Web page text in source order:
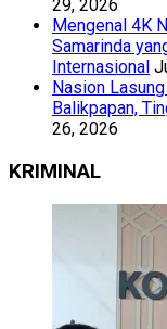
29, 2026
Mengenal 4K
Samarinda
Internasional
Nasion
Balikpapan,
26, 2026
KRIMINAL